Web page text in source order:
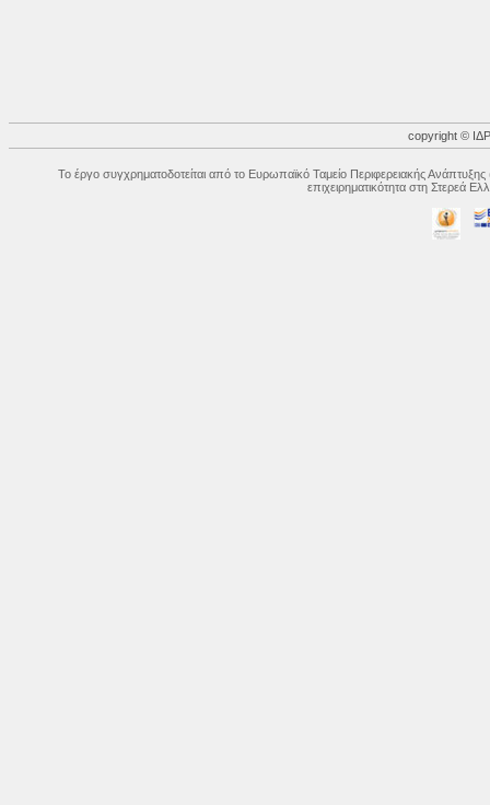
copyright ©
Το έργο συγχρηματοδοτείται από το Ευρωπαϊκό Ταμείο Περιφερειακής
επιχειρηματικότητα στη Στερεά